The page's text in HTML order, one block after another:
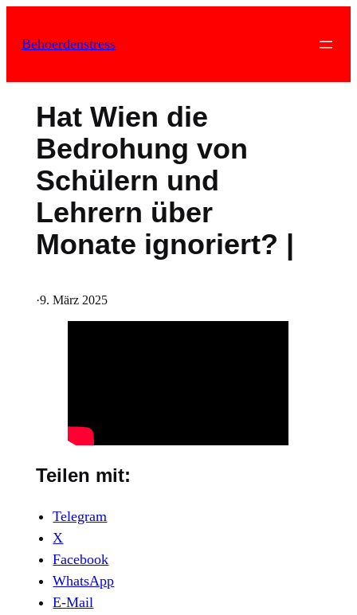
Inhalt
Behoerdenstress
Hat Wien die
Bedrohung von
Schülern und
Lehrern über
Monate ignoriert? |
·9. März 2025
Teilen mit:
Telegram
X
Facebook
WhatsApp
E-Mail